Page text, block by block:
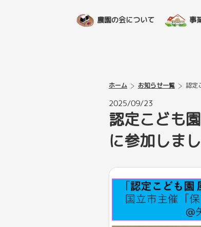
農園の会について 事
ホーム お知らせ一覧 認定
2025/09/23
認定こども
に参加しま